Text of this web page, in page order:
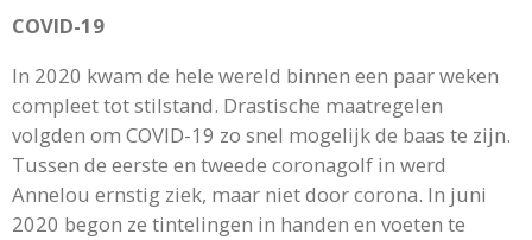
COVID-19
In 2020 kwam de hele wereld binnen een paar weken
compleet tot stilstand. Drastische maatregelen
volgden om COVID-19 zo snel mogelijk de baas te zijn.
Tussen de eerste en tweede coronagolf in werd
Annelou ernstig ziek, maar niet door corona. In juni
2020 begon ze tintelingen in handen en voeten te